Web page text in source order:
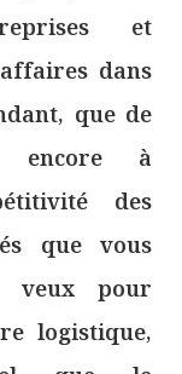
et
dans
que de
encore à
des
que vous
veux pour
logistique,